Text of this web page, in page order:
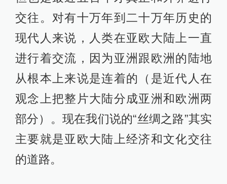
交往。对有十万年到二十万年历史的
现代人来说，人类在亚欧大陆上一直
进行着交流，因为亚洲跟欧洲的陆地
从根本上来说是连着的（是近代人在
观念上把整片大陆分成亚洲和欧洲两
部分）。现在我们说的“丝绸之路”其实
主要就是亚欧大陆上经济和文化交往
的道路。